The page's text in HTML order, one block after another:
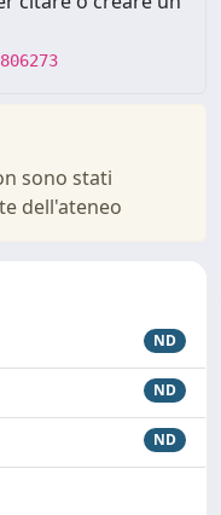
sono stati
dell'ateneo
ND
ND
ND